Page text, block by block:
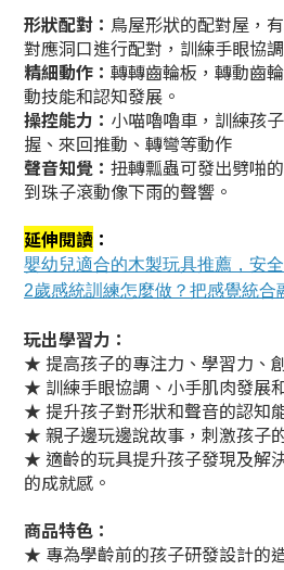
形狀配對： 鳥屋形狀的配對屋，
對應洞口進行配對，訓練手眼協
精細動作： 轉轉齒輪板，轉動齒
動技能和認知發展。
操控能力： 小喵嚕嚕車，訓練孩
握、來回推動、轉彎等動作
聲音知覺： 扭轉瓢蟲可發出劈啪
到珠子滾動像下雨的聲響。
延伸閱讀 ：
嬰幼兒適合的木製玩具推薦，安
2歲感統訓練怎麼做？把感覺統合
玩出學習力：
★ 提高孩子的專注力、學習力、
★ 訓練手眼協調、小手肌肉發展
★ 提升孩子對形狀和聲音的認知
★ 親子邊玩邊說故事，刺激孩子
★ 適齡的玩具提升孩子發現及解
的成就感。
商品特色：
★ 專為學齡前的孩子研發設計的